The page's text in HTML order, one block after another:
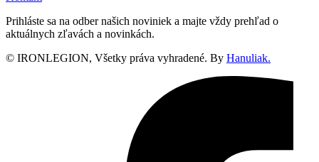
Prihláste sa na odber našich noviniek a majte vždy prehľad o
aktuálnych zľavách a novinkách.
© IRONLEGION, Všetky práva vyhradené. By Hanuliak.